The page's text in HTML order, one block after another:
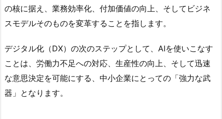
の核に据え、業務効率化、付加価値の向上、そしてビジネ
スモデルそのものを変革することを指します。
デジタル化（DX）の次のステップとして、AIを使いこなす
ことは、労働力不足への対応、生産性の向上、そして迅速
な意思決定を可能にする、中小企業にとっての「強力な武
器」となります。